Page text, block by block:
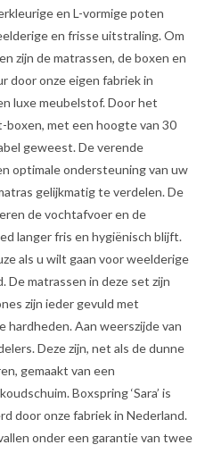
en L-vormige poten
en frisse uitstraling. Om
zijn de matrassen, de boxen en
door onze eigen fabriek in
luxe meubelstof. Door het
met een hoogte van 30
geweest. De verende
optimale ondersteuning van uw
gelijkmatig te verdelen. De
de vochtafvoer en de
langer fris en hygiënisch blijft.
als u wilt gaan voor weelderige
De matrassen in deze set zijn
zijn ieder gevuld met
Aan weerszijde van
Deze zijn, net als de dunne
gemaakt van een
Boxspring ‘Sara’ is
door onze fabriek in Nederland.
onder een garantie van twee